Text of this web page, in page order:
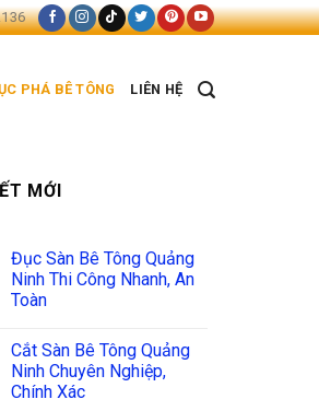
PHÁ BÊ TÔNG LIÊN HỆ
MỚI
Đục Sàn Bê Tông Quảng
Ninh Thi Công Nhanh, An
Toàn
Cắt Sàn Bê Tông Quảng
Ninh Chuyên Nghiệp,
Chính Xác